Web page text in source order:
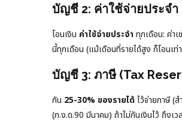
บัญชี 2: ค่าใช้จ่ายประจำ
โอนเงิน ค่าใช้จ่ายประจำ ทุกเดือน: ค่า
นี้ทุกเดือน (แม้เดือนที่รายได้สูง ก็โอนเท่
บัญชี 3: ภาษี (Tax
กัน 25-30% ของรายได้ ไว้จ่ายภาษี (
(ภ.ง.ด.90 มีนาคม) ถ้าไม่กันเงินไว้ ถึงเว